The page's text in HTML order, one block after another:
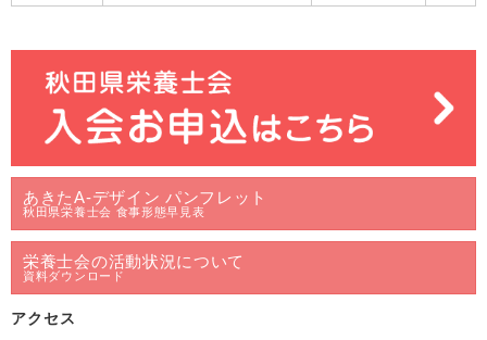
あきたA-デザイン パンフレット
秋田県栄養士会 食事形態早見表
栄養士会の活動状況について
資料ダウンロード
アクセス